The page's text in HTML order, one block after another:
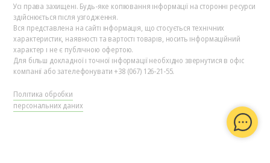
Усі права захищені. Будь-яке копіювання інформації на сторонні ресурси
здійснюється після узгодження.
Вся представлена на сайті інформація, що стосується технічних
характеристик, наявності та вартості товарів, носить інформаційний
характер і не є публічною офертою.
Для більш докладної і точної інформації необхідно звернутися в офіс
компанії або зателефонувати +38 (067) 126-21-55.
Політика обробки
персональних даних